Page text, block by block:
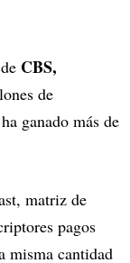
CBS,
de
ganado más de
matriz de
pagos
misma cantidad